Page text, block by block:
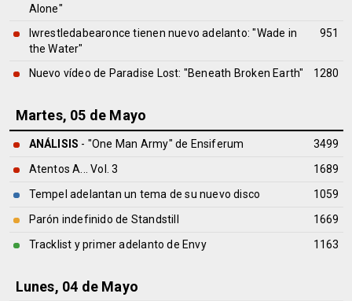
Alone"
Iwrestledabearonce tienen nuevo adelanto: "Wade in
the Water"
951
Nuevo vídeo de Paradise Lost: "Beneath Broken Earth" 1280
Martes, 05 de Mayo
ANÁLISIS - "One Man Army" de Ensiferum
3499
Atentos A... Vol. 3
1689
Tempel adelantan un tema de su nuevo disco
1059
Parón indefinido de Standstill
1669
Tracklist y primer adelanto de Envy
1163
Lunes, 04 de Mayo